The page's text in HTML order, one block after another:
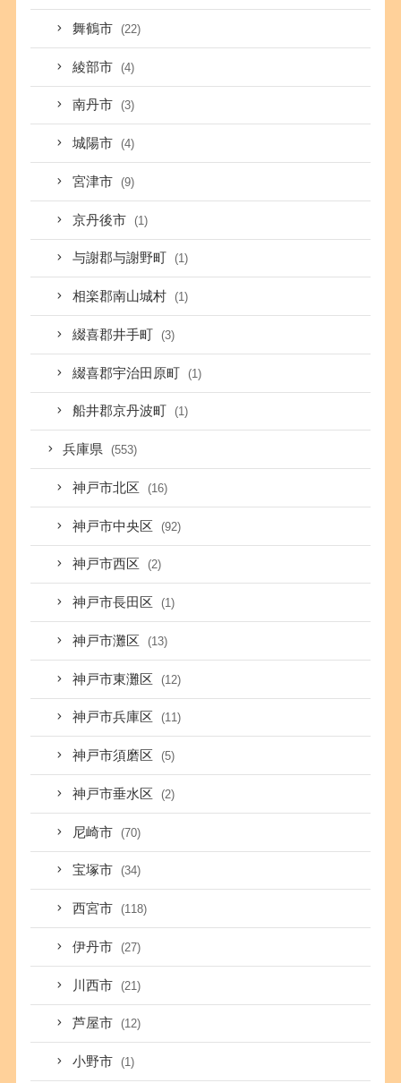
舞鶴市 (22)
綾部市 (4)
南丹市 (3)
城陽市 (4)
宮津市 (9)
京丹後市 (1)
与謝郡与謝野町 (1)
相楽郡南山城村 (1)
綴喜郡井手町 (3)
綴喜郡宇治田原町 (1)
船井郡京丹波町 (1)
兵庫県 (553)
神戸市北区 (16)
神戸市中央区 (92)
神戸市西区 (2)
神戸市長田区 (1)
神戸市灘区 (13)
神戸市東灘区 (12)
神戸市兵庫区 (11)
神戸市須磨区 (5)
神戸市垂水区 (2)
尼崎市 (70)
宝塚市 (34)
西宮市 (118)
伊丹市 (27)
川西市 (21)
芦屋市 (12)
小野市 (1)